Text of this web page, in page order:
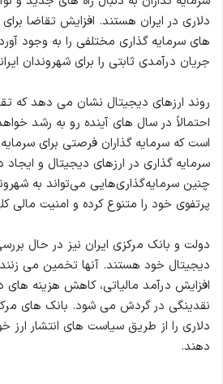
دلاری در ایران هستند. افزایش تقاضا
های سرمایه گذاری مختلفی را به وجود
جریان درآمدی ثابتی را برای شهروندان
روند ارزهای دیجیتال نشان می دهد که
احتمالاً در سال های آینده رو به رشد
است که سرمایه گذاران فرصتی برای
سرمایه گذاری در ارزهای دیجیتال و ایجاد
چنین سرمایه‌گذاری‌هایی می‌تواند به
پرتفوی خود را متنوع کرده و امنیت مالی
دولت و بانک مرکزی ایران نیز در حال
دیجیتال خود هستند. آنها تخمین می
افزایش درآمد مالیاتی، کاهش هزینه
نقدینگی در گردش می شود. بانک های
دلاری را از طریق سیاست های انتشار ارز
دهند.